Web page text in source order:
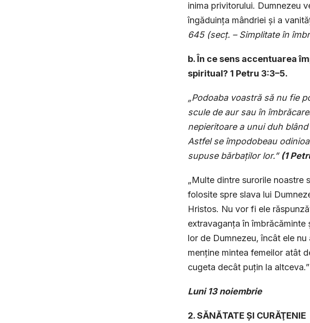
inima privitorului. Dumnezeu
îngăduința mândriei și a
645 (secț. – Simplitate în
b. În ce sens accentuarea
spiritual? 1 Petru 3:3–5.
„Podoaba voastră să nu fie
scule de aur sau în
nepieritoare a unui duh
Astfel se împodobeau
supuse bărbaților lor.”(1
„Multe dintre surorile noastre
folosite spre slava lui
Hristos. Nu vor fi ele
extravaganța în
lor de Dumnezeu, încât ele
menține mintea femeilor atât
cugeta decât puțin la
Luni 13 noiembrie
2. SĂNĂTATE ȘI CURĂŢENIE